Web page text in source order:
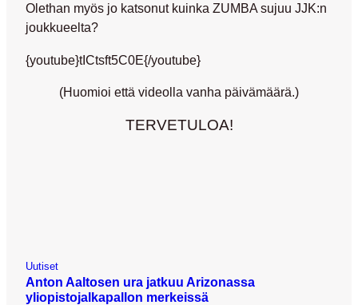
Olethan myös jo katsonut kuinka ZUMBA sujuu JJK:n
joukkueelta?
{youtube}tICtsft5C0E{/youtube}
(Huomioi että videolla vanha päivämäärä.)
TERVETULOA!
Uutiset
Anton Aaltosen ura jatkuu Arizonassa
yliopistojalkapallon merkeissä